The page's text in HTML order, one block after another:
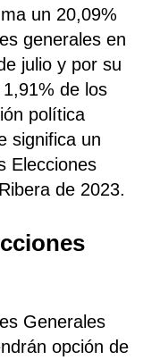
un 20,09%
generales en
julio y por su
de los
política
significa un
Elecciones
de 2023.
Generales
opción de